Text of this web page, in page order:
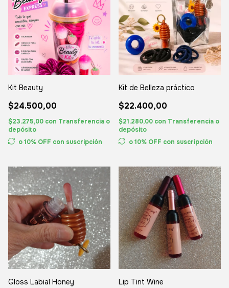
Kit Beauty
$24.500,00
$23.275,00 con Transferencia o
depósito
o 10% OFF con suscripción
Kit de Belleza práctico
$22.400,00
$21.280,00 con Transferencia o
depósito
o 10% OFF con suscripción
Gloss Labial Honey Lip Tint Wine